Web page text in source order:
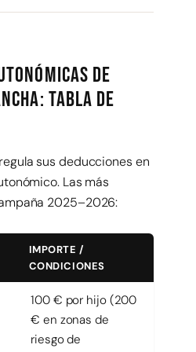
de
tabla de
sus deducciones en
Las más
2025–2026:
IMPORTE /
CONDICIONES
100 € por hijo (200
€ en zonas de
riesgo de